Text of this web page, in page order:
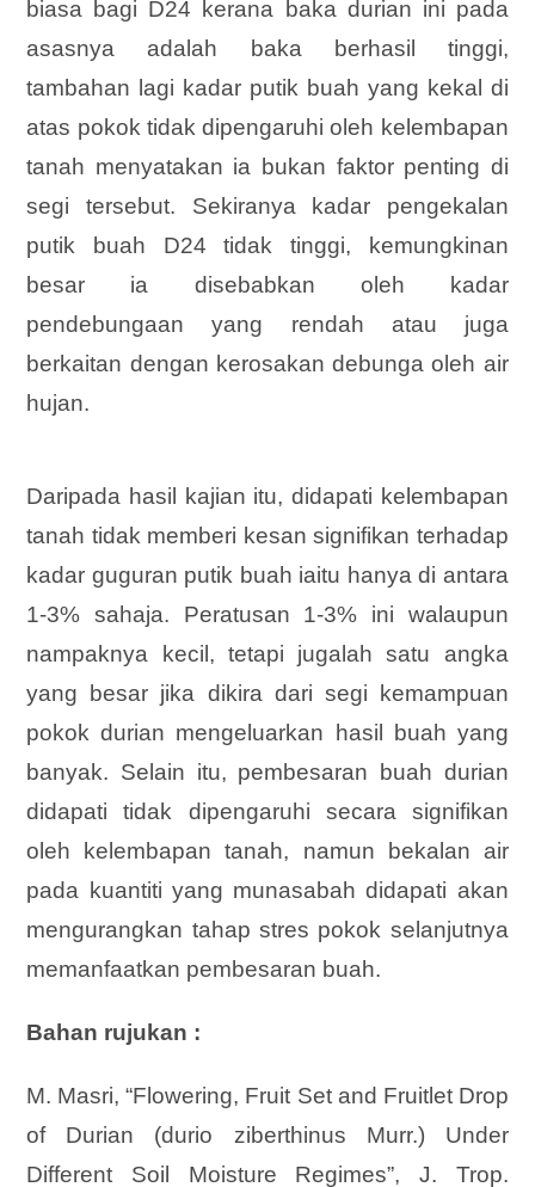
biasa bagi D24 kerana baka durian ini pada
asasnya adalah baka berhasil tinggi,
tambahan lagi kadar putik buah yang kekal di
atas pokok tidak dipengaruhi oleh kelembapan
tanah menyatakan ia bukan faktor penting di
segi tersebut. Sekiranya kadar pengekalan
putik buah D24 tidak tinggi, kemungkinan
besar ia disebabkan oleh kadar
pendebungaan yang rendah atau juga
berkaitan dengan kerosakan debunga oleh air
hujan.
Daripada hasil kajian itu, didapati kelembapan
tanah tidak memberi kesan signifikan terhadap
kadar guguran putik buah iaitu hanya di antara
1-3% sahaja. Peratusan 1-3% ini walaupun
nampaknya kecil, tetapi jugalah satu angka
yang besar jika dikira dari segi kemampuan
pokok durian mengeluarkan hasil buah yang
banyak. Selain itu, pembesaran buah durian
didapati tidak dipengaruhi secara signifikan
oleh kelembapan tanah, namun bekalan air
pada kuantiti yang munasabah didapati akan
mengurangkan tahap stres pokok selanjutnya
memanfaatkan pembesaran buah.
Bahan rujukan :
M. Masri, “Flowering, Fruit Set and Fruitlet Drop
of Durian (durio ziberthinus Murr.) Under
Different Soil Moisture Regimes”, J. Trop.